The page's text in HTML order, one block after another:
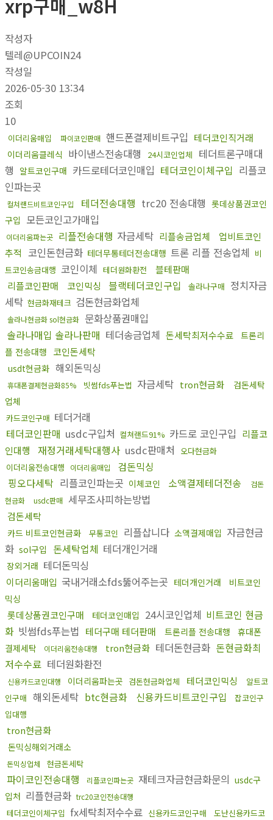
작성자
텔레@UPCOIN24
작성일
2026-05-30 13:34
조회
10
이더리움매입 파이코인판매 핸드폰결제비트구입 테더코인직거래
이더리움클레식 바이낸스전송대행 24시코인업체
테더트론구매대
행 알트코인구매 카드로테더코인매입 테더코인이체구입 리플코
인파는곳
컬쳐랜드비트코인구입 테더전송대행 trc20 전송대행 롯데상품권코인
구입 모든코인고가매입
이더리움파는곳 리플전송대행 자금세탁 리플송금업체
업비트코인
추적 코인돈현금화 테더무통테더전송대행 트론 리플 전송업체 비
트코인송금대행 코인이체 테더원화환전
블테판매
리플코인판매
코인믹싱 블랙테더코인구입 솔라나구매 정치자금
세탁 현금화재테크 검돈현금화업체
솔라나현금화 sol현금화 문화상품권매입
솔라나매입 솔라나판매 테더송금업체 돈세탁최저수수료 트론리
플 전송대행 코인돈세탁
usdt현금화 해외돈믹싱
휴대폰결제현금화85% 빗썸fds푸는법 자금세탁 tron현금화
검돈세탁
업체
카드코인구매 테더거래
테더코인판매 usdc구입처 컬쳐랜드91% 카드로 코인구입 리플코
인대행
재정거래세탁대행사 usdc판매처
오다현금화
이더리움전송대행
이더리움매입
검돈믹싱
핑오다세탁 리플코인파는곳 이체코인 소액결제테더전송
검돈
현금화
usdc판매 세무조사피하는방법
검돈세탁
카드 비트코인현금화 무통코인 리플삽니다 소액결제매입 자금현금
화 sol구입 돈세탁업체 테더개인거래
장외거래 테더돈믹싱
이더리움매입 국내거래소fds뚫어주는곳 테더개인거래
비트코인
믹싱
롯데상품권코인구매 테더코인매입 24시코인업체 비트코인 현금
화 빗썸fds푸는법 테더구매 테더판매 트론리플 전송대행
휴대폰
결제세탁
이더리움전송대행 tron현금화 테더돈현금화 돈현금화최
저수수료 테더원화환전
신용카드코인대행 이더리움파는곳 검돈현금화업체 테더코인믹싱
알트코
인구매 해외돈세탁 btc현금화 신용카드비트코인구입
잡코인구
입대행
tron현금화
돈믹싱해외거래소
돈믹싱업체 현금돈세탁
파이코인전송대행 리플코인파는곳 재테크자금현금화문의 usdc구
입처 리플현금화 trc20코인전송대행
테더코인이체구입 fx세탁최저수수료 신용카드코인구매
도난신용카드코